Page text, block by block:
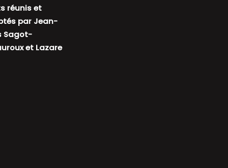
réunis et
par Jean-
Sagot-
et Lazare